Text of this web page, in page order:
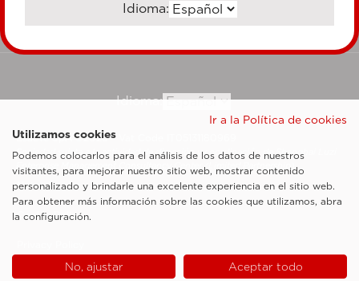
Idioma:
Esaote SpA ©2026 - Vat Code IT05131180969
Sociedad sujeta a la actividad de dirección y coordinación de Shanghai Luzi
Enterprise Management Consultancy Center (Limited Partnership)
Notas legales
Cookie Policy
Idioma:
Ir a la Política de cookies
Utilizamos cookies
Podemos colocarlos para el análisis de los datos de nuestros
visitantes, para mejorar nuestro sitio web, mostrar contenido
personalizado y brindarle una excelente experiencia en el sitio web.
Para obtener más información sobre las cookies que utilizamos, abra
la configuración.
No, ajustar Aceptar todo